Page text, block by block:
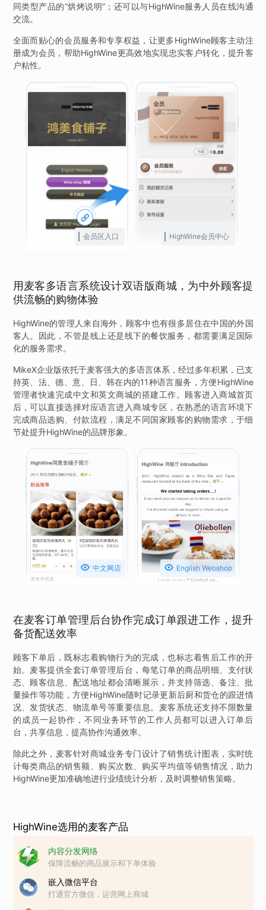
同类型产品的“烘烤说明”；还可以与HighWine服务人员在线沟通
交流。
全面而贴心的会员服务和专享权益，让更多HighWine顾客主动注
册成为会员，帮助HighWine更高效地实现忠实客户转化，提升客
户粘性。
会员区入口 HighWine会员中心
用麦客多语言系统设计双语版商城，为中外顾客提
供流畅的购物体验
HighWine的管理人来自海外，顾客中也有很多居住在中国的外国
客人。因此，不管是线上还是线下的餐饮服务，都需要满足国际
化的服务需求。
MikeX企业版依托于麦客强大的多语言体系，经过多年积累，已支
持英、法、德、意、日、韩在内的11种语言服务，方便HighWine
管理者快速完成中文和英文商城的搭建工作。顾客进入商城首页
后，可以直接选择对应语言进入商城专区，在熟悉的语言环境下
完成商品选购、付款流程，满足不同国家顾客的购物需求，于细
节处提升HighWine的品牌形象。
 中文网店  English Webshop
在麦客订单管理后台协作完成订单跟进工作，提升
备货配送效率
顾客下单后，既标志着购物行为的完成，也标志着售后工作的开
始。麦客提供全套订单管理后台，每笔订单的商品明细、支付状
态、顾客信息、配送地址都会清晰展示，并支持筛选、备注、批
量操作等功能，方便HighWine随时记录更新后厨和货仓的跟进情
况、发货状态、物流单号等重要信息。麦客系统还支持不限数量
的成员一起协作，不同业务环节的工作人员都可以进入订单后
台，共享信息，提高协作沟通效率。
除此之外，麦客针对商城业务专门设计了销售统计图表，实时统
计每类商品的销售额、购买次数、购买平均值等销售情况，助力
HighWine更加准确地进行业绩统计分析，及时调整销售策略。
HighWine选用的麦客产品
内容分发网络
保障流畅的商品展示和下单体验
嵌入微信平台
打通官方微信，运营网上商城